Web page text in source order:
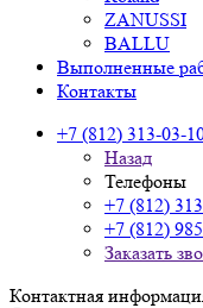
ZANUSSI
BALLU
Выполненные
Контакты
+7 (812) 313-03-
Назад
Телефоны
+7 (812)
+7 (812)
Заказать
Контактная